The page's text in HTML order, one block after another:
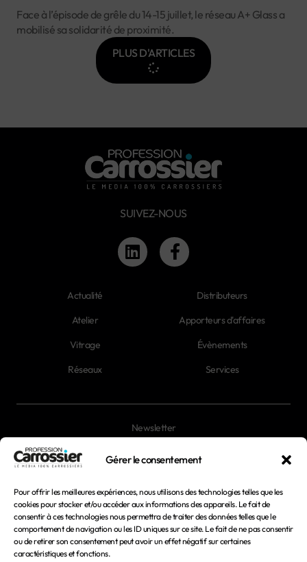
Gérer le consentement
Pour offrir les meilleures expériences, nous utilisons des technologies telles que les
cookies pour stocker et/ou accéder aux informations des appareils. Le fait de
consentir à ces technologies nous permettra de traiter des données telles que le
comportement de navigation ou les ID uniques sur ce site. Le fait de ne pas consentir
ou de retirer son consentement peut avoir un effet négatif sur certaines
caractéristiques et fonctions.
Face à l’épisode de grêle du 14-15 juillet, le réseau A+ Glass a
mobilisé sa solidarité de proximité.
PLUS D'ARTICLES
SUIVEZ-NOUS
Actualité
Atelier
Vitrage
Réseaux
Distributeurs
Apporteurs d'affaires
Évènements
Services
Newsletter
Mentions légales
Conditions générales d'utilisation
Conditions générales de vente